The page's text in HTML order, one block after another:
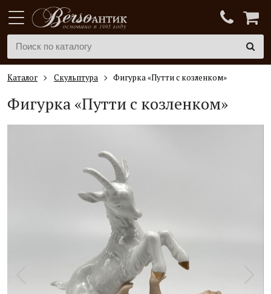
Каталог Скульптура Фигурка «Путти с козленком»
Фигурка «Путти с козленком»